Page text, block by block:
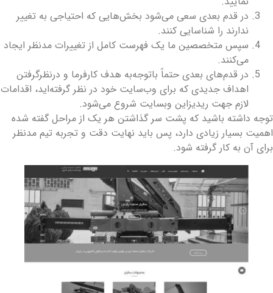
در قدم بعدی سعی می‌شود بخش‌هایی که احتیاجی به تغییر
ندارند را شناسایی کنند.
سپس متخصصین ما یک فهرست کامل از تغییرات مدنظر ایجاد
می‌کنند.
در قدم‌های بعدی حتماً باتوجه‌به هدف کارفرما و درنظرگرفتن
اهداف جدیدی که برای وب‌سایت خود در نظر گرفته‌اید، اقدامات
لازم جهت ریدیزاین وبسایت شروع می‌شود.
توجه داشته باشید که پشت سر گذاشتن هر یک از مراحل گفته شده
اهمیت بسیار زیادی دارد، پس باید نهایت دقت و تجربه تیم مدنظر
برای آن به کار گرفته شود.